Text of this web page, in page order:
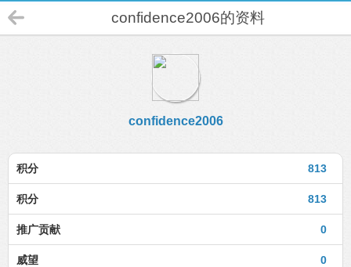
confidence2006的资料
confidence2006
813
积分
813
积分
0
推广贡献
0
威望